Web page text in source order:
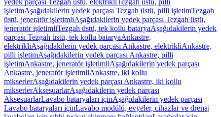
yedek parçası Tezgah üstü, elektrikli Tezgah üstü, pilli
işletimAşağıdakilerin yedek parçası Tezgah üstü, pilli işletimTezgah
üstü, jeneratör işletimliAşağıdakilerin yedek parçası Tezgah üstü,
jeneratör işletimliTezgah üstü, tek kollu bataryaAşağıdakilerin yedek
parçası Tezgah üstü, tek kollu bataryaAnkastre,
elektrikliAşağıdakilerin yedek parçası Ankastre, elektrikliAnkastre,
pilli işletimAşağıdakilerin yedek parçası Ankastre, pilli
işletimAnkastre, jeneratör işletimliAşağıdakilerin yedek parçası
Ankastre, jeneratör işletimliAnkastre, iki kollu
mikserlerAşağıdakilerin yedek parçası Ankastre, iki kollu
mikserlerAksesuarlarAşağıdakilerin yedek parçası
AksesuarlarLavabo bataryaları içinAşağıdakilerin yedek parçası
Lavabo bataryaları içinLavabo modülü, evyeler, cihazlar ve drenaj